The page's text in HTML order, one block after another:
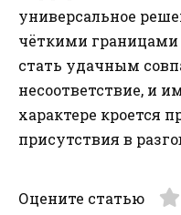
универсальное
чёткими
стать удачным
несоответствие, и
характере кроется
присутствия в
Оцените статью